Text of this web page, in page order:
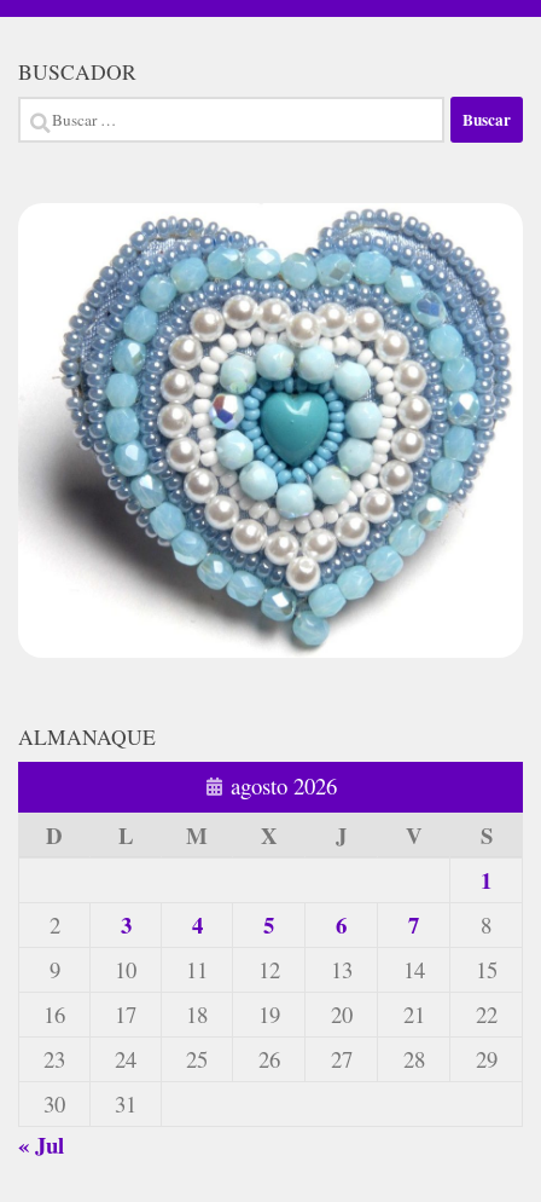
BUSCADOR
Buscar:
ALMANAQUE
agosto 2026
D L M X J V
S
1
2 3 4 5 6 7
8
9
10 11 12 13 14
15
16
17 18 19 20 21
22
23
24 25 26 27 28
29
30
31
« Jul